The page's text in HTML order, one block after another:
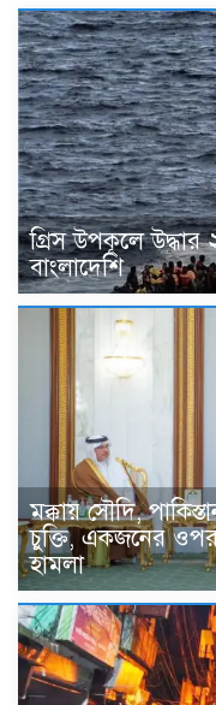
গ্রিস উপকূলে উদ্ধার
বাংলাদেশি
মক্কায় সৌদি,
চুক্তি, একজনের
হামলা